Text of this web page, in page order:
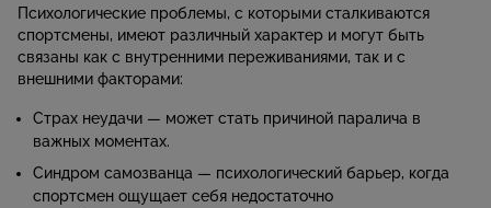
Психологические проблемы, с которыми сталкиваются
спортсмены, имеют различный характер и могут быть
связаны как с внутренними переживаниями, так и с
внешними факторами:
Страх неудачи — может стать причиной паралича в
важных моментах.
Синдром самозванца — психологический барьер, когда
спортсмен ощущает себя недостаточно